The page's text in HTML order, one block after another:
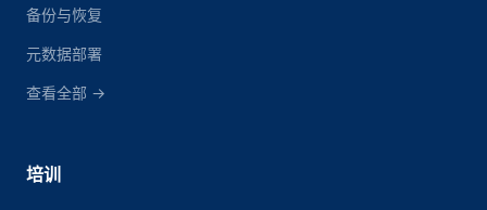
备份与恢复
元数据部署
查看全部 →
培训